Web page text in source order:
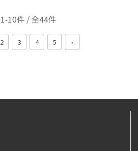
1-10件 / 全44件
2 3 4 5 ›